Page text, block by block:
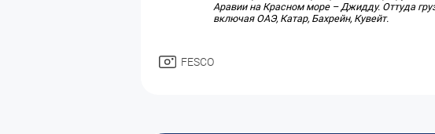
Аравии на Красном море – Джидду. Оттуда
включая ОАЭ, Катар, Бахрейн, Кувейт.
FESCO